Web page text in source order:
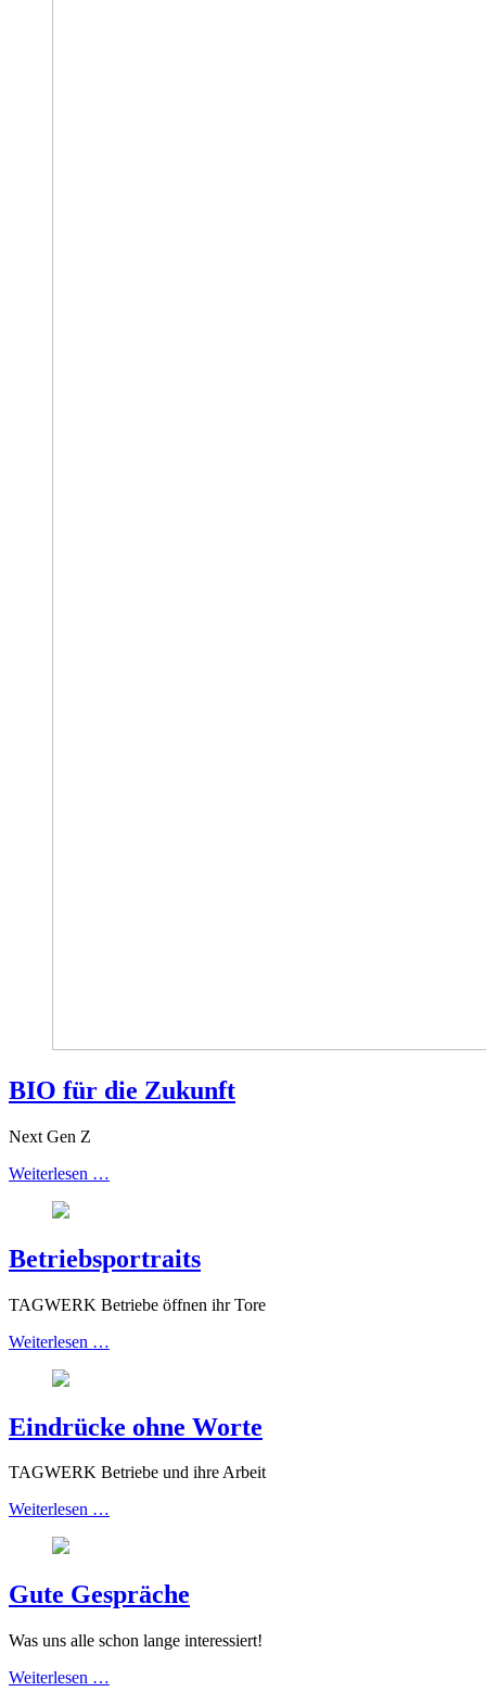
BIO für die Zukunft
Next Gen Z
Weiterlesen …
Betriebsportraits
TAGWERK Betriebe öffnen ihr Tore
Weiterlesen …
Eindrücke ohne Worte
TAGWERK Betriebe und ihre Arbeit
Weiterlesen …
Gute Gespräche
Was uns alle schon lange interessiert!
Weiterlesen …